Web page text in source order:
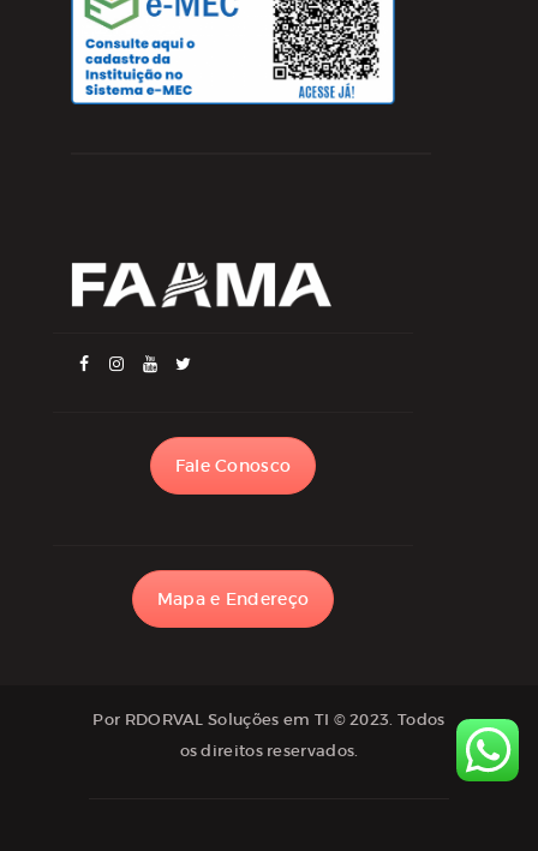
Fale Conosco
Mapa e Endereço
Por RDORVAL Soluções em TI © 2023. Todos
os direitos reservados.